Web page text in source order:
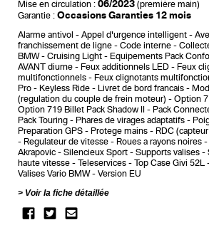
Mise en circulation : 06/2023 (première main)
Garantie : Occasions Garanties 12 mois
Alarme antivol Appel d'urgence intelligent
franchissement de ligne
Code interne
BMW
Cruising Light Equipements Pack
AVANT diurne
Feux additionnels LED
Feux
multifonctionnels
Feux clignotants
Pro
Keyless Ride Livret de bord francais
(regulation du couple de frein moteur)
Option
Option 719 Billet Pack Shadow II
Pack
Pack Touring
Phares de virages adaptatifs
Preparation GPS
Protege mains
RDC
Regulateur de vitesse
Roues a rayons noires
Akrapovic
Silencieux Sport Supports valises
haute vitesse
Teleservices Top Case Givi 52L
Valises Vario BMW
Version EU
Voir la fiche détaillée